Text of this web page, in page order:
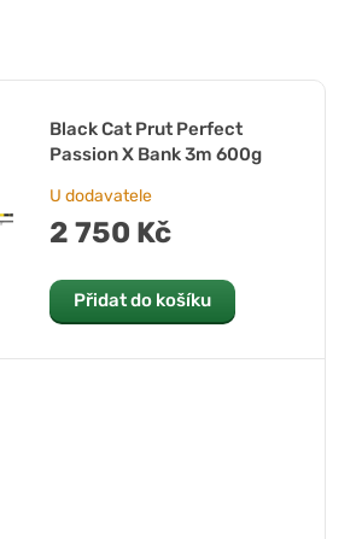
Black Cat Prut Perfect
Passion X Bank 3m 600g
U dodavatele
2 750 Kč
Přidat do košíku